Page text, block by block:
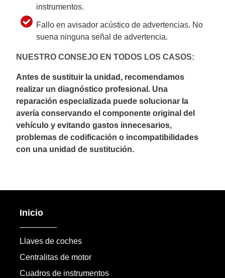
instrumentos.
Fallo en avisador acústico de advertencias. No
suena ninguna señal de advertencia.
NUESTRO CONSEJO EN TODOS LOS CASOS:
Antes de sustituir la unidad, recomendamos
realizar un diagnóstico profesional. Una
reparación especializada puede solucionar la
avería conservando el componente original del
vehículo y evitando gastos innecesarios,
problemas de codificación o incompatibilidades
con una unidad de sustitución.
Inicio
Llaves de coches
Centralitas de motor
Cuadros de instrumentos